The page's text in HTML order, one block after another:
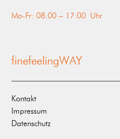
Mo-Fr: 08:00 – 17:00 Uhr
finefeelingWAY
Kontakt
Impressum
Datenschutz